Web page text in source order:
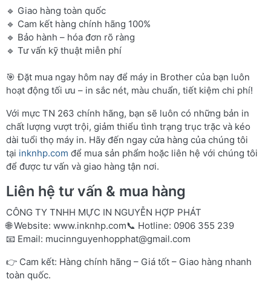
🔹 Giao hàng toàn quốc
🔹 Cam kết hàng chính hãng 100%
🔹 Bảo hành – hóa đơn rõ ràng
🔹 Tư vấn kỹ thuật miễn phí
🎯 Đặt mua ngay hôm nay để máy in Brother của bạn luôn
hoạt động tối ưu – in sắc nét, màu chuẩn, tiết kiệm chi phí!
Với mực TN 263 chính hãng, bạn sẽ luôn có những bản in
chất lượng vượt trội, giảm thiểu tình trạng trục trặc và kéo
dài tuổi thọ máy in. Hãy đến ngay cửa hàng của chúng tôi
tại inknhp.com để mua sản phẩm hoặc liên hệ với chúng tôi
để được tư vấn và giao hàng tận nơi.
Liên hệ tư vấn & mua hàng
CÔNG TY TNHH MỰC IN NGUYỄN HỢP PHÁT
🌐 Website: www.inknhp.com📞 Hotline: 0906 355 239
📧 Email: mucinnguyenhopphat@gmail.com
👉 Cam kết: Hàng chính hãng – Giá tốt – Giao hàng nhanh
toàn quốc.